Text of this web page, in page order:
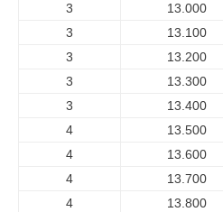
3
13.000
3
13.100
3
13.200
3
13.300
3
13.400
4
13.500
4
13.600
4
13.700
4
13.800